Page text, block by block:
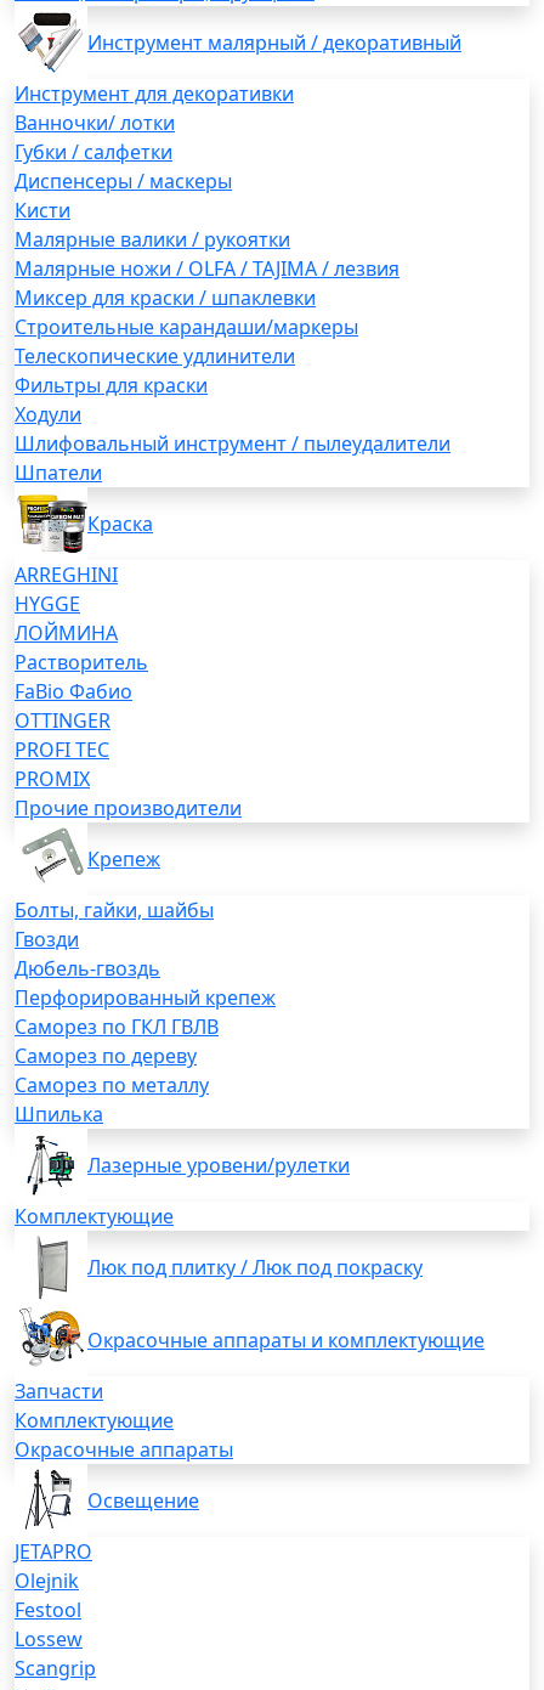
Инструмент малярный / декоративный
Инструмент для декоративки
Ванночки/ лотки
Губки / салфетки
Диспенсеры / маскеры
Кисти
Малярные валики / рукоятки
Малярные ножи / OLFA / TAJIMA / лезвия
Миксер для краски / шпаклевки
Строительные карандаши/маркеры
Телескопические удлинители
Фильтры для краски
Ходули
Шлифовальный инструмент / пылеудалители
Шпатели
Краска
ARREGHINI
HYGGE
ЛОЙМИНА
Растворитель
FaBio Фабио
OTTINGER
PROFI TEC
PROMIX
Прочие производители
Крепеж
Болты, гайки, шайбы
Гвозди
Дюбель-гвоздь
Перфорированный крепеж
Саморез по ГКЛ ГВЛВ
Саморез по дереву
Саморез по металлу
Шпилька
Лазерные уровени/рулетки
Комплектующие
Люк под плитку / Люк под покраску
Окрасочные аппараты и комплектующие
Запчасти
Комплектующие
Окрасочные аппараты
Освещение
JETAPRO
Olejnik
Festool
Lossew
Scangrip